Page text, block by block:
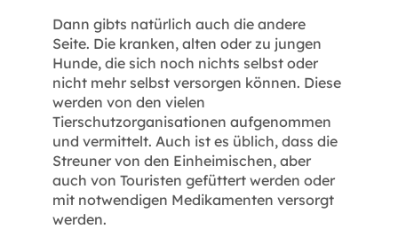
Dann gibts natürlich auch die andere
Seite. Die kranken, alten oder zu jungen
Hunde, die sich noch nichts selbst oder
nicht mehr selbst versorgen können. Diese
werden von den vielen
Tierschutzorganisationen aufgenommen
und vermittelt. Auch ist es üblich, dass die
Streuner von den Einheimischen, aber
auch von Touristen gefüttert werden oder
mit notwendigen Medikamenten versorgt
werden.